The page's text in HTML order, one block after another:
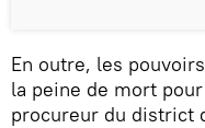
En outre, les
la peine de mort
procureur du district